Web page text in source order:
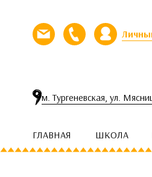
Напишите нам письмо
Позвоните нам
м. Тургеневская, ул.
ГЛАВНАЯ ШКОЛА